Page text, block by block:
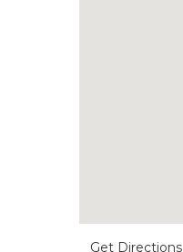
Get Directions